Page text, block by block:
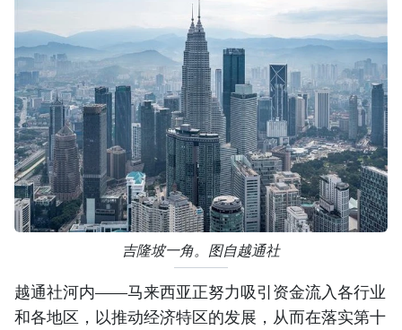
吉隆坡一角。图自越通社
越通社河内——马来西亚正努力吸引资金流入各行业
和各地区，以推动经济特区的发展，从而在落实第十